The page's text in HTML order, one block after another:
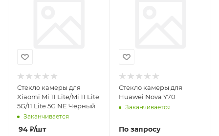
Стекло камеры для
Xiaomi Mi 11 Lite/Mi 11 Lite
5G/11 Lite 5G NE Черный
Заканчивается
94 ₽/шт
Стекло камеры для
Huawei Nova Y70
Заканчивается
По запросу